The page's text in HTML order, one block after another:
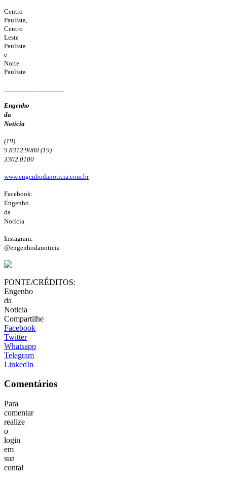
Centro
Paulista,
Centro
Leste
Paulista
e
Norte
Paulista
Engenho
da
Notícia
(19)
9.8312.9000 (19)
3302.0100
www.engenhodanoticia.com.br
Facebook:
Engenho
da
Notícia
Instagram:
@engenhodanoticia
FONTE/CRÉDITOS:
Engenho
da
Noticia
Compartilhe
Facebook
Twitter
Whatsapp
Telegram
LinkedIn
Comentários
Para
comentar
realize
o
login
em
sua
conta!